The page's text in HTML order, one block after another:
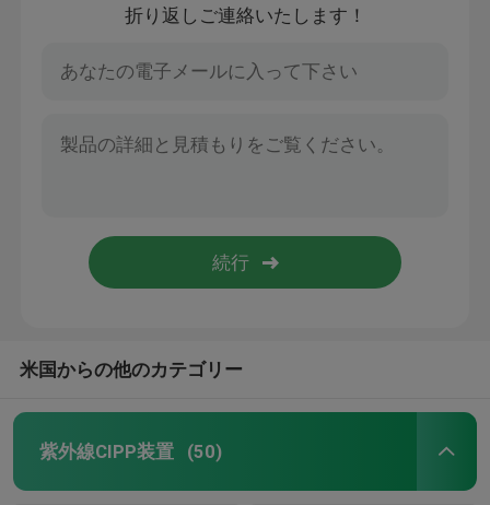
折り返しご連絡いたします！
米国からの他のカテゴリー
紫外線CIPP装置 (50)